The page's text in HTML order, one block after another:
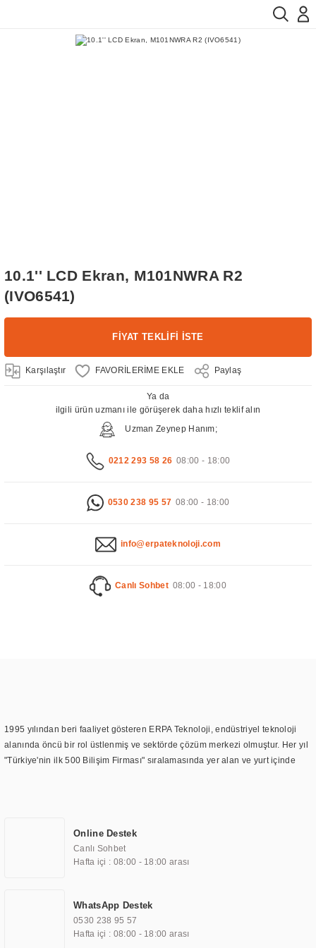
10.1'' LCD Ekran, M101NWRA R2
(IVO6541)
FİYAT TEKLİFİ İSTE
Karşılaştır Paylaş
Ya da
ilgili ürün uzmanı ile görüşerek daha hızlı teklif alın
Uzman Zeynep Hanım;
0212 293 58 26 08:00 - 18:00
0530 238 95 57 08:00 - 18:00
info@erpateknoloji.com
Canlı Sohbet 08:00 - 18:00
1995 yılından beri faaliyet gösteren ERPA Teknoloji, endüstriyel teknoloji
alanında öncü bir rol üstlenmiş ve sektörde çözüm merkezi olmuştur. Her yıl
"Türkiye'nin ilk 500 Bilişim Firması" sıralamasında yer alan ve yurt içinde
TOCHI markası altında kendi ürettiği ürünlerde kullanmıştır. Günümüzde
TOCHI; videowall, digital signage, kiosk, totem, akıllı durak ekranı, araç içi
ekran, asansör ekranı, digital menüboard, marin ekran, medikal ekran,
ekranları, endüstriyel ekranlar, kapı önü bilgi ekranları, panel PC,
endüstriyel Panel PC, mini PC, endüstriyel mini PC ve akıllı bina sistemleri
gibi çözümleri 4.5" ile 110” boyutları arasında üretebilirken, ayrıca standart
Online Destek
Canlı Sohbet
Hafta içi : 08:00 - 18:00 arası
WhatsApp Destek
0530 238 95 57
Hafta içi : 08:00 - 18:00 arası